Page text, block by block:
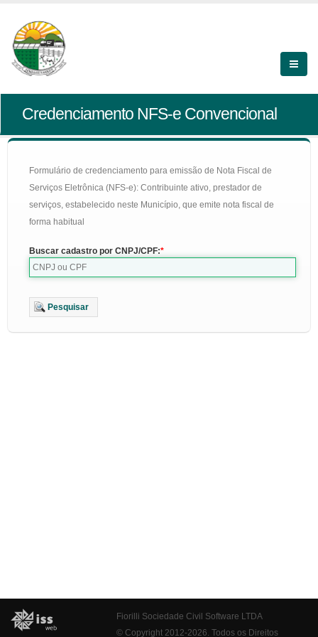
Credenciamento NFS-e Convencional
Formulário de credenciamento para emissão de Nota Fiscal de
Serviços Eletrônica (NFS-e): Contribuinte ativo, prestador de
serviços, estabelecido neste Município, que emite nota fiscal de
forma habitual
Buscar cadastro por CNPJ/CPF:
Pesquisar
Fiorilli Sociedade Civil Software LTDA
© Copyright 2012-2026. Todos os Direitos